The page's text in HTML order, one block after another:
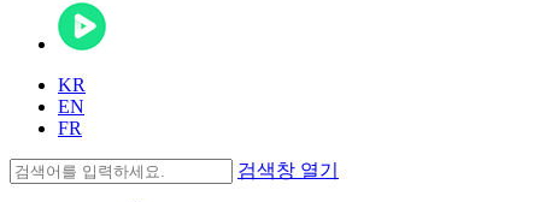
KR
EN
FR
검색창 열기